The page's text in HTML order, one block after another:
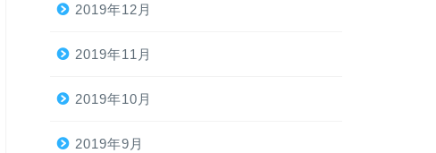
2019年12月
2019年11月
2019年10月
2019年9月